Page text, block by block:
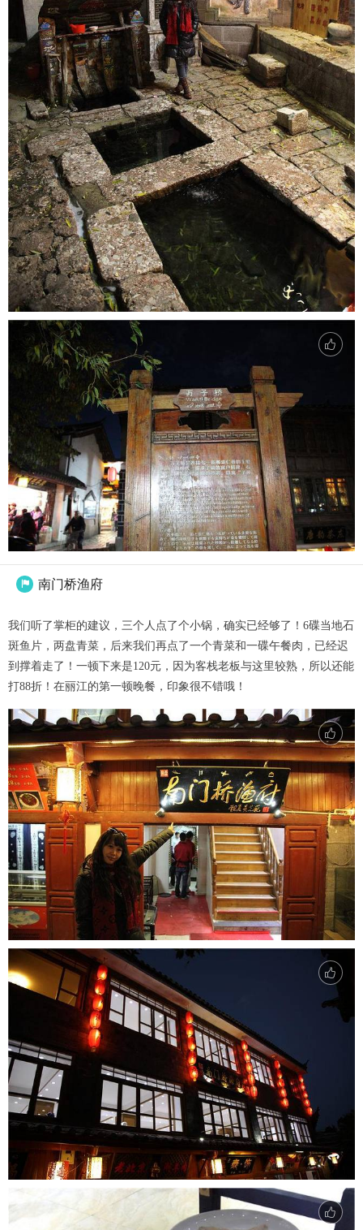
 南门桥渔府
我们听了掌柜的建议，三个人点了个小锅，确实已经够了！6碟当地石
斑鱼片，两盘青菜，后来我们再点了一个青菜和一碟午餐肉，已经迟
到撑着走了！一顿下来是120元，因为客栈老板与这里较熟，所以还能
打88折！在丽江的第一顿晚餐，印象很不错哦！